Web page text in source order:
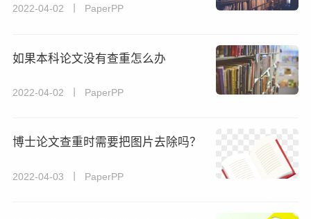
2022-04-02 丨 PaperPP
如果本科论文没有查重怎么办
2022-04-02 丨 PaperPP
博士论文查重时需要把图片去除吗？
2022-04-03 丨 PaperPP